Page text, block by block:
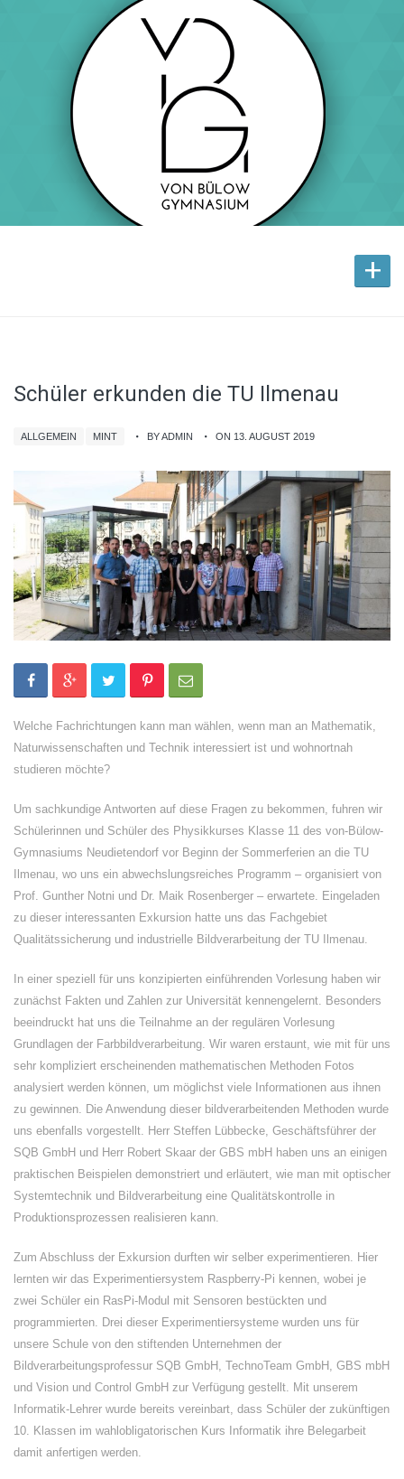
+
Schüler erkunden die TU Ilmenau
ALLGEMEIN MINT BY ADMIN ON 13. AUGUST 2019
Welche Fachrichtungen kann man wählen, wenn man an Mathematik,
Naturwissenschaften und Technik interessiert ist und wohnortnah
studieren möchte?
Um sachkundige Antworten auf diese Fragen zu bekommen, fuhren wir
Schülerinnen und Schüler des Physikkurses Klasse 11 des von-Bülow-
Gymnasiums Neudietendorf vor Beginn der Sommerferien an die TU
Ilmenau, wo uns ein abwechslungsreiches Programm – organisiert von
Prof. Gunther Notni und Dr. Maik Rosenberger – erwartete. Eingeladen
zu dieser interessanten Exkursion hatte uns das Fachgebiet
Qualitätssicherung und industrielle Bildverarbeitung der TU Ilmenau.
In einer speziell für uns konzipierten einführenden Vorlesung haben wir
zunächst Fakten und Zahlen zur Universität kennengelernt. Besonders
beeindruckt hat uns die Teilnahme an der regulären Vorlesung
Grundlagen der Farbbildverarbeitung. Wir waren erstaunt, wie mit für uns
sehr kompliziert erscheinenden mathematischen Methoden Fotos
analysiert werden können, um möglichst viele Informationen aus ihnen
zu gewinnen. Die Anwendung dieser bildverarbeitenden Methoden wurde
uns ebenfalls vorgestellt. Herr Steffen Lübbecke, Geschäftsführer der
SQB GmbH und Herr Robert Skaar der GBS mbH haben uns an einigen
praktischen Beispielen demonstriert und erläutert, wie man mit optischer
Systemtechnik und Bildverarbeitung eine Qualitätskontrolle in
Produktionsprozessen realisieren kann.
Zum Abschluss der Exkursion durften wir selber experimentieren. Hier
lernten wir das Experimentiersystem Raspberry-Pi kennen, wobei je
zwei Schüler ein RasPi-Modul mit Sensoren bestückten und
programmierten. Drei dieser Experimentiersysteme wurden uns für
unsere Schule von den stiftenden Unternehmen der
Bildverarbeitungsprofessur SQB GmbH, TechnoTeam GmbH, GBS mbH
und Vision und Control GmbH zur Verfügung gestellt. Mit unserem
Informatik-Lehrer wurde bereits vereinbart, dass Schüler der zukünftigen
10. Klassen im wahlobligatorischen Kurs Informatik ihre Belegarbeit
damit anfertigen werden.